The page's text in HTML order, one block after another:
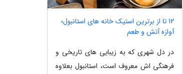
12 تا از برترین استیک خانه های استانبول؛
آوازه آتش و طعم
در دل شهری که به زیبایی های تاریخی و
فرهنگی اش معروف است، استانبول بعلاوه